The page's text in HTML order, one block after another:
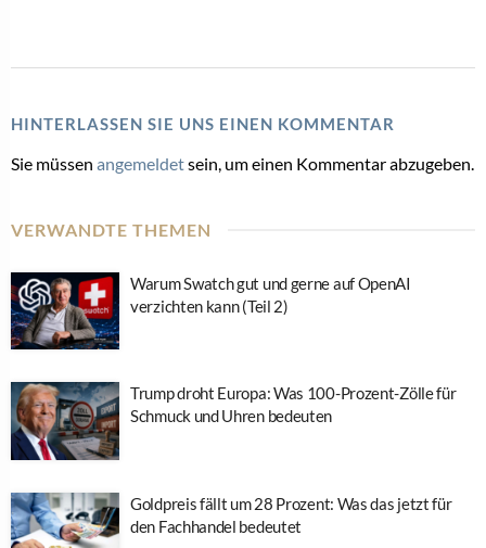
HINTERLASSEN SIE UNS EINEN KOMMENTAR
Sie müssen angemeldetsein, um einen Kommentar abzugeben.
VERWANDTE THEMEN
Warum Swatch gut und gerne auf OpenAI
verzichten kann (Teil 2)
Trump droht Europa: Was 100-Prozent-Zölle für
Schmuck und Uhren bedeuten
Goldpreis fällt um 28 Prozent: Was das jetzt für
den Fachhandel bedeutet